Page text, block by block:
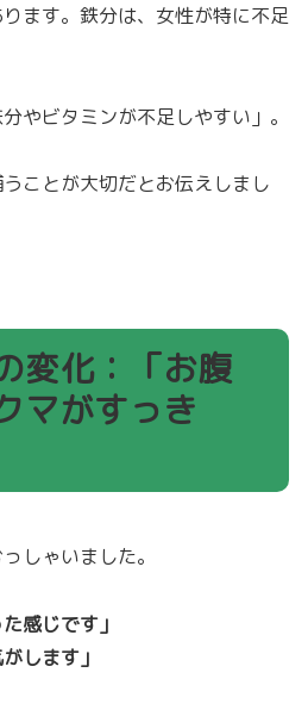
ます。鉄分は、女性が特に不足
やビタミンが不足しやすい」。
ことが大切だとお伝えしまし
変化：「お腹
マがすっき
しゃいました。
感じです」
します」